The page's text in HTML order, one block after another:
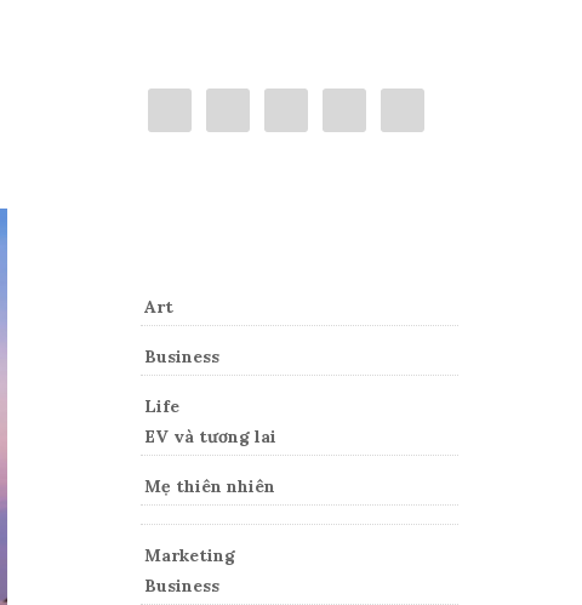
Art
Business
Life
EV và tương lai
Mẹ thiên nhiên
Marketing
Business